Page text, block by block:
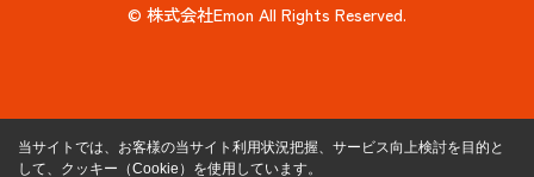
© 株式会社Emon All Rights Reserved.
当サイトでは、お客様の当サイト利用状況把握、サービス向上検討を目的と
して、クッキー（Cookie）を使用しています。